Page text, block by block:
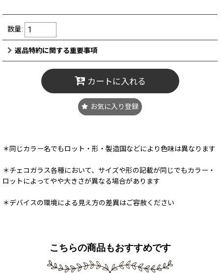
数量:
返品特約に関する重要事項
カートに入れる
お気に入り登録
＊同じカラー名でもロット・形・製造国などにより色味は異なります
＊チェコガラス各種において、サイズや形の記載が同じでもカラー・
ロットによってやや大きさが異なる場合があります
＊デバイスの環境による見え方の差異はご容赦ください
こちらの商品もおすすめです